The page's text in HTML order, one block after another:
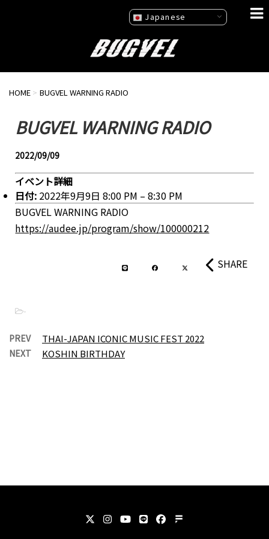
HOME > BUGVEL WARNING RADIO
BUGVEL WARNING RADIO
2022/09/09
イベント詳細
日付: 2022年9月9日 8:00 PM –8:30 PM
BUGVEL WARNING RADIO
https://audee.jp/program/show/100000212
SHARE
-
PREV THAI-JAPAN ICONIC MUSIC FEST 2022
NEXT KOSHIN BIRTHDAY
Japanese